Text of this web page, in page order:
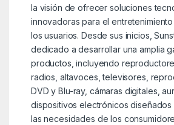
la visión de ofrecer soluciones
innovadoras para el
los usuarios. Desde sus inicios,
dedicado a desarrollar una amplia
productos, incluyendo
radios, altavoces, televisores,
DVD y Blu-ray, cámaras digitales,
dispositivos electrónicos diseñados
las necesidades de los